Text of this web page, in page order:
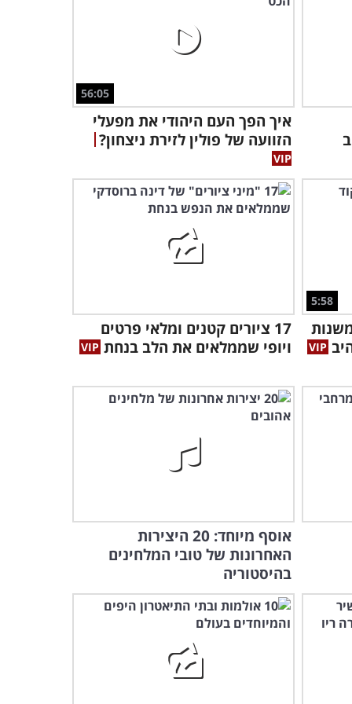
באמצע המופע של הנגנית
הקטנה הזאת מחכה לכם
5:33
בואו לצפות באחיות הזהובות
מדרום אמריקה במופע
אקרובטי מרהיב
אף פעם לא ראינו כל כך הרבה
כלבים חמודים ומוכשרים
7:54
המופע של שני הרקדנים
56:05
איך הפך העם היהודי את מפעלי
הזוועה של פולין לזירת ניצחון?
5:58
17 ציורים קטנים ומלאי פרטים
ויופי שממלאים את הלב בנחת
אוסף מיוחד: 20 היצירות
האחרונות של טובי המלחינים
בהיסטוריה